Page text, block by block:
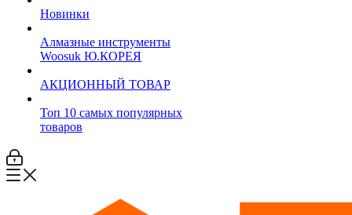
Новинки
Алмазные инструменты
Woosuk Ю.КОРЕЯ
АКЦИОННЫЙ ТОВАР
Топ 10 самых популярных
товаров